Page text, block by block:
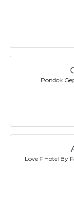
Pondok
Love F Hotel By